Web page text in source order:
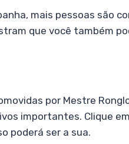
mais pessoas são
que você também
por Mestre
importantes. Clique em
poderá ser a sua.